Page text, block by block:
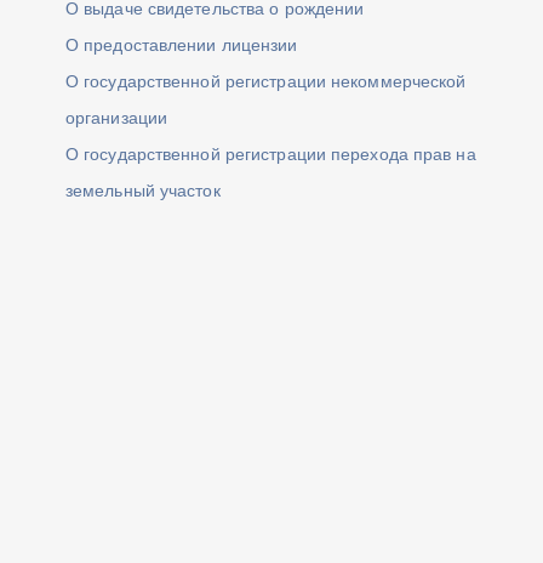
О выдаче свидетельства о рождении
О предоставлении лицензии
О государственной регистрации некоммерческой
организации
О государственной регистрации перехода прав на
земельный участок